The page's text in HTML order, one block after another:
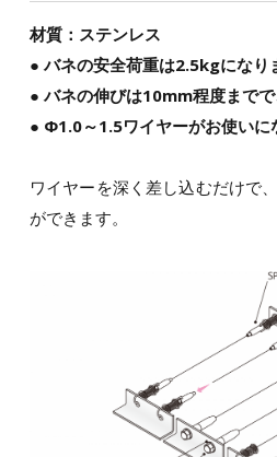
材質：ステンレス
● バネの安全荷重は2.5kgになり
● バネの伸びは10mm程度までで
● Φ1.0～1.5ワイヤーがお使いに
ワイヤーを深く差し込むだけで
ができます。